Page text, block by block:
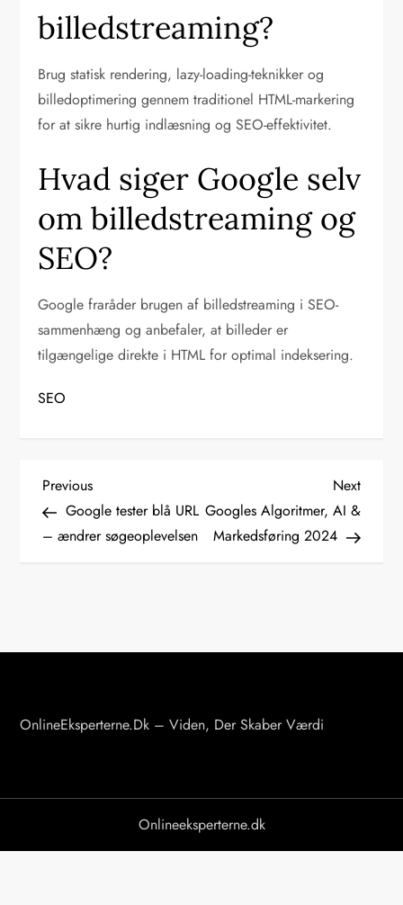
billedstreaming?
Brug statisk rendering, lazy-loading-teknikker og
billedoptimering gennem traditionel HTML-markering
for at sikre hurtig indlæsning og SEO-effektivitet.
Hvad siger Google selv
om billedstreaming og
SEO?
Google fraråder brugen af billedstreaming i SEO-
sammenhæng og anbefaler, at billeder er
tilgængelige direkte i HTML for optimal indeksering.
SEO
I
n
æ
s
a
v
Previous
Post
Previous
Google tester blå URL
– ændrer søgeoplevelsen
Next
Post
Next
Googles Algoritmer, AI &
Markedsføring 2024
OnlineEksperterne.dk – Viden, Der Skaber Værdi
Onlineeksperterne.dk